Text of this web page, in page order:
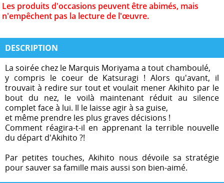
Les produits d'occasions peuvent être abimés, mais
n'empêchent pas la lecture de l'œuvre.
DESCRIPTION
La soirée chez le Marquis Moriyama a tout chamboulé,
y compris le coeur de Katsuragi ! Alors qu'avant, il
trouvait à redire sur tout et voulait mener Akihito par le
bout du nez, le voilà maintenant réduit au silence
complet face à lui. Il le laisse agir à sa guise,
et même prendre les plus graves décisions !
Comment réagira-t-il en apprenant la terrible nouvelle
du départ d'Akihito ?!
Par petites touches, Akihito nous dévoile sa stratégie
pour sauver sa famille mais aussi son bien-aimé.